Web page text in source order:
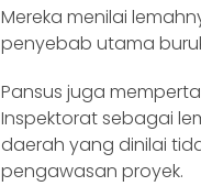
Mereka menilai
penyebab utama
Pansus juga
Inspektorat sebagai
daerah yang dinilai
pengawasan proyek.